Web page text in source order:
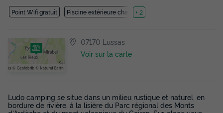
Point Wifi gratuit Piscine extérieure chauffée
+ 2
07170 Lussas
Voir sur la carte
Ludo camping se situe dans un milieu rustique et naturel, en
bordure de rivière, à la lisière du Parc régional des Monts